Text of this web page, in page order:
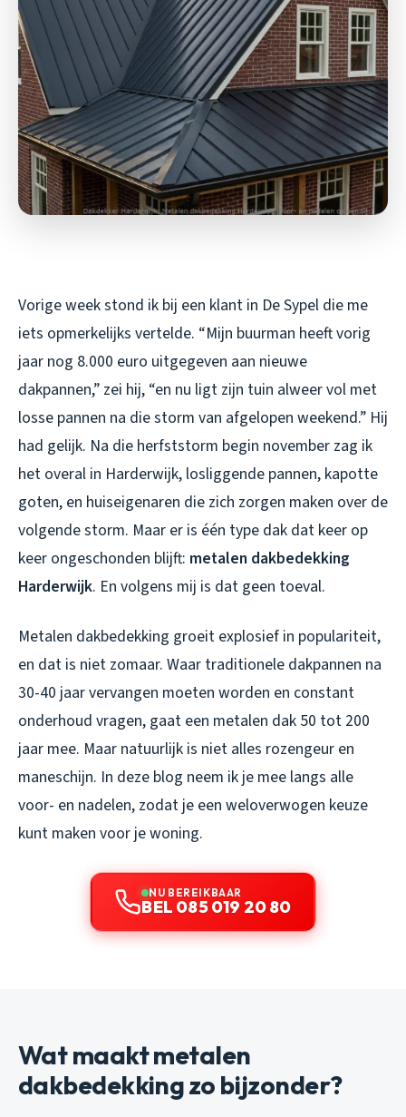
Vorige week stond ik bij een klant in De Sypel die me
iets opmerkelijks vertelde. “Mijn buurman heeft vorig
jaar nog 8.000 euro uitgegeven aan nieuwe
dakpannen,” zei hij, “en nu ligt zijn tuin alweer vol met
losse pannen na die storm van afgelopen weekend.” Hij
had gelijk. Na die herfststorm begin november zag ik
het overal in Harderwijk, losliggende pannen, kapotte
goten, en huiseigenaren die zich zorgen maken over de
volgende storm. Maar er is één type dak dat keer op
keer ongeschonden blijft: metalen dakbedekking
Harderwijk. En volgens mij is dat geen toeval.
Metalen dakbedekking groeit explosief in populariteit,
en dat is niet zomaar. Waar traditionele dakpannen na
30-40 jaar vervangen moeten worden en constant
onderhoud vragen, gaat een metalen dak 50 tot 200
jaar mee. Maar natuurlijk is niet alles rozengeur en
maneschijn. In deze blog neem ik je mee langs alle
voor- en nadelen, zodat je een weloverwogen keuze
kunt maken voor je woning.
NU BEREIKBAAR
BEL 085 019 20 80
Wat maakt metalen
dakbedekking zo bijzonder?